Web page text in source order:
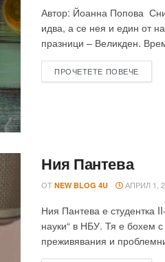
Автор: Йоанна Попова
идва, а се нея и един от
празници – Великден.
ПРОЧЕТЕТЕ ПОВЕЧЕ
Ния Пантева
ОТ NEW BLOG 4U АПРИЛ 1,
Ния Пантева е студентка
науки“ в НБУ. Тя е бохем
преживявания и